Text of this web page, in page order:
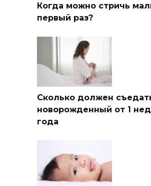
Когда можно стричь
первый раз?
Сколько должен
новорожденный от 1
года